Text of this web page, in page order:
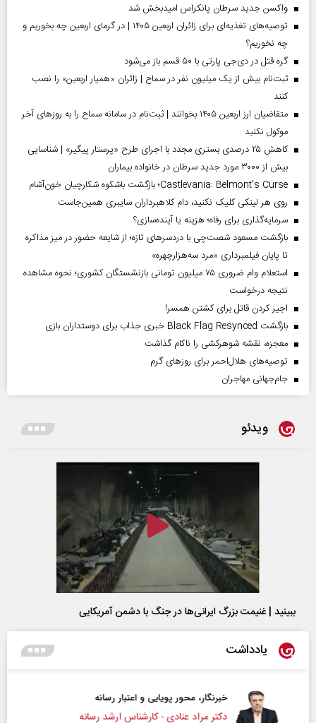
واکسن جدید سرطان پانکراس امیدبخش شد
توصیه‌های تغذیه‌ای برای زائران اربعین ۱۴۰۵ | در گرمای اربعین چه بخوریم و
چه نخوریم؟
گره قتل در دی‌جی پارتی با ۵۰ قسم باز می‌شود
ثبت‌نام بیش از یک میلیون نفر در سماح | زائران «همیار اربعین» را نصب
کنند
متقاضیان ارز اربعین ۱۴۰۵ بخوانند | ثبت‌نام در سامانه سماح را به روز‌های آخر
موکول نکنید
کاهش ۲۵ درصدی بستری مجدد با اجرای طرح «پرستار پیگیر» | شناسایی
بیش از ۳۰۰۰ مورد جدید سرطان در خانواده بیماران
Castlevania: Belmont’s Curse؛ بازگشت باشکوه شکارچیان خون‌آشام
روی هر لینکی کلیک نکنید، دام کلاهبرداران سایبری همین‌جاست
سرمایه‌گذاری برای رفاه؛ هزینه یا آینده‌سازی؟
بازگشت مسعود شصت‌چی با دردسر‌های تازه؛ از شایعه حضور در میز مذاکره
تا پایان فیلمبرداری «مرد سه‌هزارچهره»
استعلام وام ضروری ۷۵ میلیون تومانی بازنشستگان کشوری؛ نحوه مشاهده
نتیجه درخواست
اجیر کردن قاتل برای کشتن همسر!
بازگشت Black Flag Resynced خبری جذاب برای دوستداران بازی
معجزه، نقشه شوهرکشی را ناکام گذاشت
توصیه‌های هلال‌احمر برای روز‌های گرم
جام‌جهانی مهاجران
ویدئو
ببینید | غنیمت بزرگ ایرانی‌ها در جنگ با دشمن آمریکایی
یادداشت
خبرنگار، محور پویایی و اعتبار رسانه
دکتر مراد عنادی - کارشناس ارشد رسانه